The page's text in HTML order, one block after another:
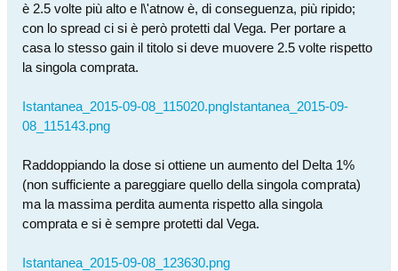
è 2.5 volte più alto e l\'atnow è, di conseguenza, più ripido;
con lo spread ci si è però protetti dal Vega. Per portare a
casa lo stesso gain il titolo si deve muovere 2.5 volte rispetto
la singola comprata.
Istantanea_2015-09-08_115020.pngIstantanea_2015-09-
08_115143.png
Raddoppiando la dose si ottiene un aumento del Delta 1%
(non sufficiente a pareggiare quello della singola comprata)
ma la massima perdita aumenta rispetto alla singola
comprata e si è sempre protetti dal Vega.
Istantanea_2015-09-08_123630.png